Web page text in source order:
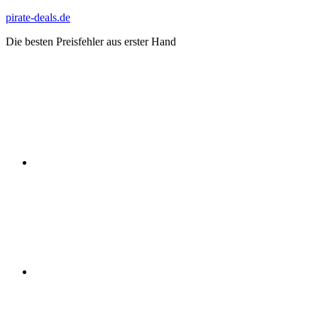
Zum
springen
pirate-deals.de
Die besten Preisfehler aus erster Hand